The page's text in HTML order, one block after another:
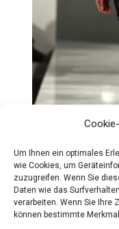
Um Ihnen ein optimales
wie Cookies, um
zuzugreifen. Wenn Sie
Daten wie das
verarbeiten. Wenn Sie
können bestimmte